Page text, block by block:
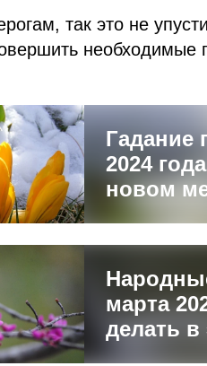
так это не
необходимые
Гадание
2024
новом
марта
делать в